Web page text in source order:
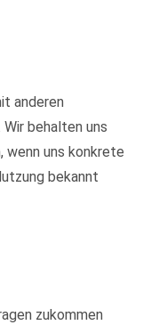
anderen
behalten uns
wenn uns konkrete
bekannt
zukommen